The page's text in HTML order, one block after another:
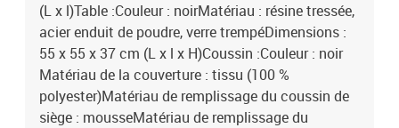
(L x l)Table :Couleur : noirMatériau : résine tressée,
acier enduit de poudre, verre trempéDimensions :
55 x 55 x 37 cm (L x l x H)Coussin :Couleur : noir
Matériau de la couverture : tissu (100 %
polyester)Matériau de remplissage du coussin de
siège : mousseMatériau de remplissage du